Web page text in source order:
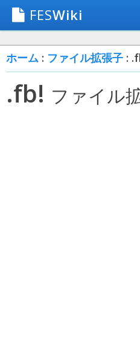
FESWiki
ホーム : ファイル拡張子 :
.fb! ファイル